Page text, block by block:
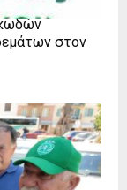
στον